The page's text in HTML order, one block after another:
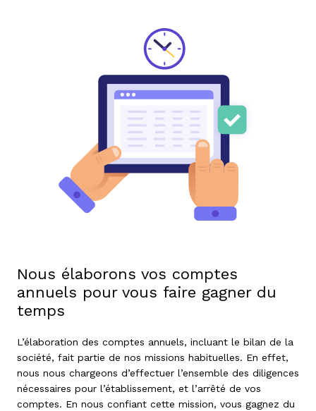
Nous élaborons vos comptes
annuels pour vous faire gagner du
temps
L’élaboration des comptes annuels, incluant le bilan de la
société, fait partie de nos missions habituelles. En effet,
nous nous chargeons d’effectuer l’ensemble des diligences
nécessaires pour l’établissement, et l’arrêté de vos
comptes. En nous confiant cette mission, vous gagnez du